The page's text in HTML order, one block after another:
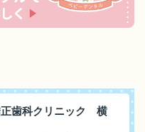
正歯科クリニック 横